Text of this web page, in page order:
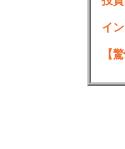
イ
【